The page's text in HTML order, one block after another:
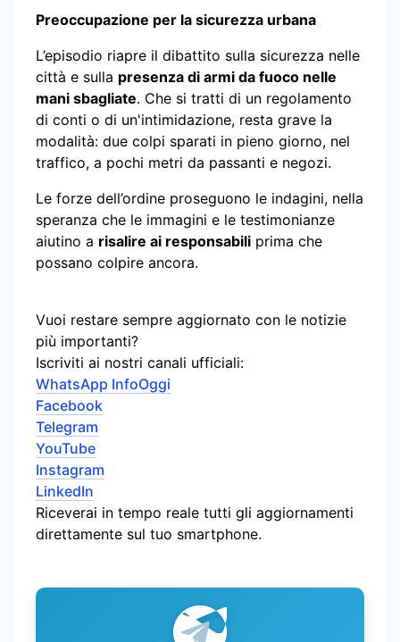
Preoccupazione per la sicurezza urbana
L’episodio riapre il dibattito sulla sicurezza nelle
città e sulla presenza di armi da fuoco nelle
mani sbagliate. Che si tratti di un regolamento
di conti o di un'intimidazione, resta grave la
modalità: due colpi sparati in pieno giorno, nel
traffico, a pochi metri da passanti e negozi.
Le forze dell’ordine proseguono le indagini, nella
speranza che le immagini e le testimonianze
aiutino a risalire ai responsabili prima che
possano colpire ancora.
Vuoi restare sempre aggiornato con le notizie
più importanti?
Iscriviti ai nostri canali ufficiali:
WhatsApp InfoOggi
Facebook
Telegram
YouTube
Instagram
LinkedIn
Riceverai in tempo reale tutti gli aggiornamenti
direttamente sul tuo smartphone.